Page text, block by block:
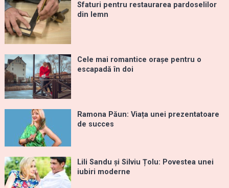
Sfaturi pentru restaurarea pardoselilor
din lemn
Cele mai romantice orașe pentru o
escapadă în doi
Ramona Păun: Viața unei prezentatoare
de succes
Lili Sandu și Silviu Țolu: Povestea unei
iubiri moderne